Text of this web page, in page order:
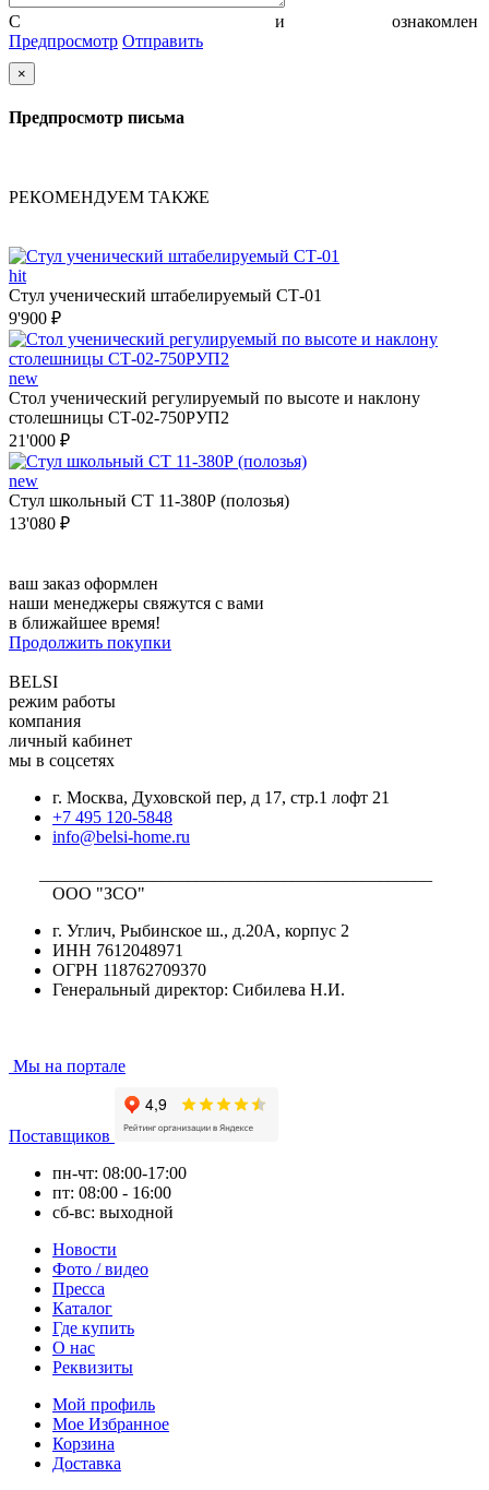
С и
ознакомлен
Предпросмотр Отправить
×
Предпросмотр письма
РЕКОМЕНДУЕМ ТАКЖЕ
hit
Стул ученический штабелируемый СТ-01
9'900 ₽
new
Стол ученический регулируемый по высоте и наклону
столешницы СТ-02-750РУП2
21'000 ₽
new
Стул школьный СТ 11-380Р (полозья)
13'080 ₽
ваш заказ оформлен
наши менеджеры свяжутся с вами
в ближайшее время!
Продолжить покупки
BELSI
режим работы
компания
личный кабинет
мы в соцсетях
г. Москва, Духовской пер, д 17, стр.1 лофт 21
+7 495 120-5848
info@belsi-home.ru
ООО "ЗСО"
г. Углич, Рыбинское ш., д.20А, корпус 2
ИНН 7612048971
ОГРН 118762709370
Генеральный директор: Сибилева Н.И.
Мы на портале
Поставщиков
пн-чт: 08:00-17:00
пт: 08:00 - 16:00
сб-вс: выходной
Новости
Фото / видео
Пресса
Каталог
Где купить
О нас
Реквизиты
Мой профиль
Мое Избранное
Корзина
Доставка